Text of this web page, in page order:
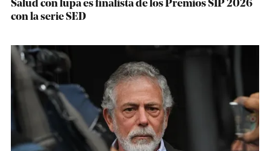
Salud con lupa es finalista de los Premios SIP 2026
con la serie SED